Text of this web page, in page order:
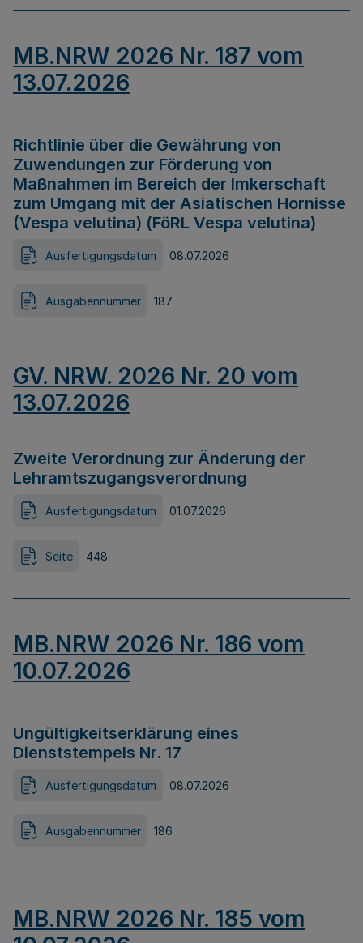
MB.NRW 2026 Nr. 187 vom
13.07.2026
Richtlinie über die Gewährung von
Zuwendungen zur Förderung von
Maßnahmen im Bereich der Imkerschaft
zum Umgang mit der Asiatischen Hornisse
(Vespa velutina) (FöRL Vespa velutina)
Ausfertigungsdatum 08.07.2026
Ausgabennummer 187
GV. NRW. 2026 Nr. 20 vom
13.07.2026
Zweite Verordnung zur Änderung der
Lehramtszugangsverordnung
Ausfertigungsdatum 01.07.2026
Seite 448
MB.NRW 2026 Nr. 186 vom
10.07.2026
Ungültigkeitserklärung eines
Dienststempels Nr. 17
Ausfertigungsdatum 08.07.2026
Ausgabennummer 186
MB.NRW 2026 Nr. 185 vom